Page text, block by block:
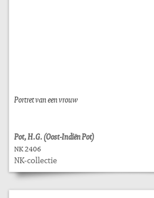
Portret van een vrouw
Pot, H.G. (Oost-Indiën Pot)
NK 2406
NK-collectie